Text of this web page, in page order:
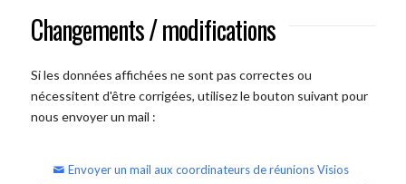
Changements / modifications
Si les données affichées ne sont pas correctes ou
nécessitent d'être corrigées, utilisez le bouton suivant pour
nous envoyer un mail :
Envoyer un mail aux coordinateurs de réunions Visios